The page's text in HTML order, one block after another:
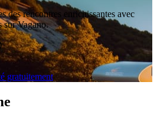
des rencontres enrichissantes avec
sur Vagano.
gratuitement